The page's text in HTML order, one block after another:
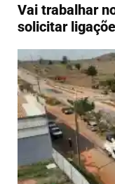
Vai trabalhar
solicitar